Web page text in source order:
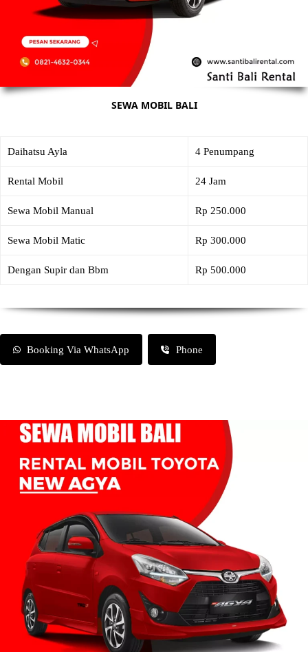
SEWA MOBIL BALI
Daihatsu Ayla 4 Penumpang
Rental Mobil 24 Jam
Sewa Mobil Manual Rp 250.000
Sewa Mobil Matic Rp 300.000
Dengan Supir dan Bbm Rp 500.000
Booking Via WhatsApp Phone